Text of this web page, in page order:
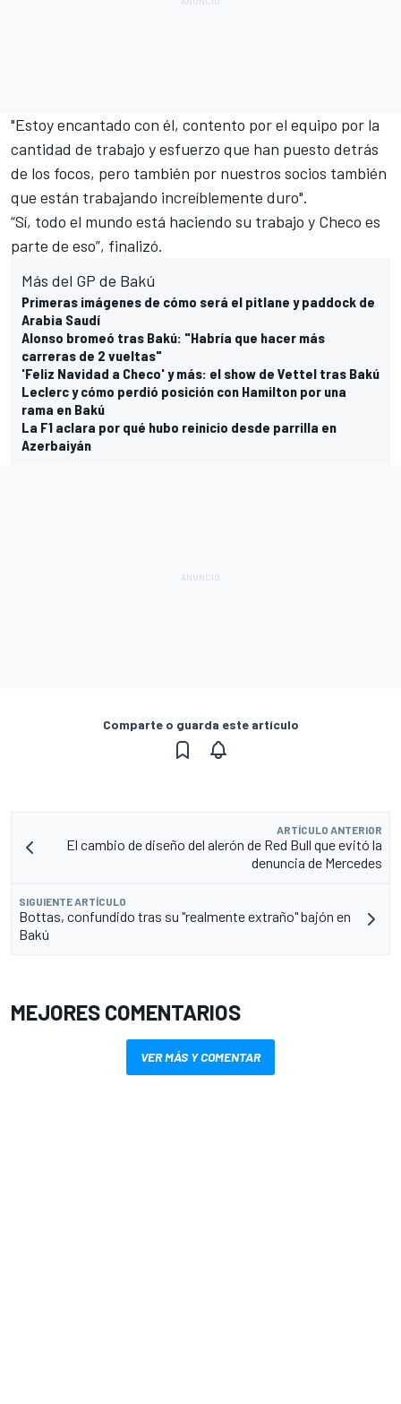
"Estoy encantado con él, contento por el equipo por la
cantidad de trabajo y esfuerzo que han puesto detrás
de los focos, pero también por nuestros socios también
que están trabajando increíblemente duro".
“Sí, todo el mundo está haciendo su trabajo y Checo es
parte de eso”, finalizó.
Más del GP de Bakú
Primeras imágenes de cómo será el pitlane y paddock de
Arabia Saudí
Alonso bromeó tras Bakú: "Habría que hacer más
carreras de 2 vueltas"
'Feliz Navidad a Checo' y más: el show de Vettel tras Bakú
Leclerc y cómo perdió posición con Hamilton por una
rama en Bakú
La F1 aclara por qué hubo reinicio desde parrilla en
Azerbaiyán
Comparte o guarda este artículo
ARTÍCULO ANTERIOR
El cambio de diseño del alerón de Red Bull que evitó la
denuncia de Mercedes
SIGUIENTE ARTÍCULO
Bottas, confundido tras su "realmente extraño" bajón en
Bakú
MEJORES COMENTARIOS
VER MÁS Y COMENTAR